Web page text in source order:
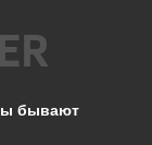
бывают